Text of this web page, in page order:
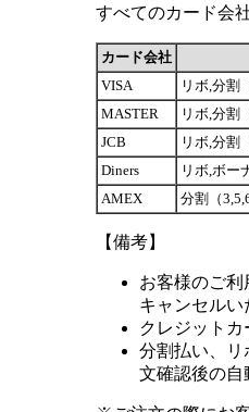
すべてのカード会
カード会社
VISA
リボ,分割
MASTER
リボ,分割
JCB
リボ,分割
Diners
リボ,ボー
AMEX
分割（
【備考】
お客様のご
キャンセルい
クレジット
分割払い、リ
文確認後の自